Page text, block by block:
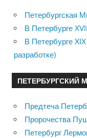
Петербургская
В Петербурге
В Петербурге
разработке)
ПЕТЕРБУРГСКИЙ
Предтеча
Пророчества
Петербург